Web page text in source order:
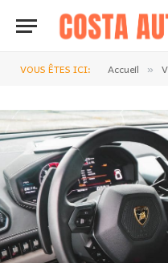
VOUS ÊTES ICI: Accueil »